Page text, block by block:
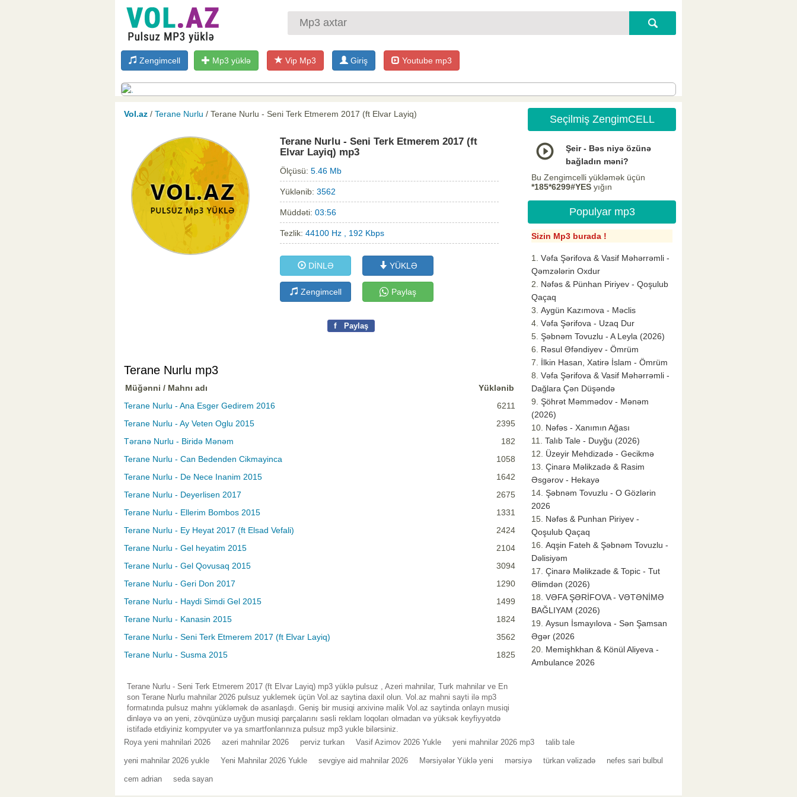
Zengimcell Mp3 yüklə Vip Mp3 Giriş Youtube mp3
Vol.az / Terane Nurlu / Terane Nurlu - Seni Terk Etmerem 2017 (ft Elvar Layiq)
Terane Nurlu - Seni Terk Etmerem 2017 (ft
Elvar Layiq) mp3
Ölçüsü: 5.46 Mb
Yüklənib: 3562
Müddəti: 03:56
Tezlik: 44100 Hz , 192 Kbps
DİNLƏ YÜKLƏ
Zengimcell Paylaş
f Paylaş
Terane Nurlu mp3
Müğənni / Mahnı adı
Yüklənib
Terane Nurlu - Ana Esger Gedirem 2016
6211
Terane Nurlu - Ay Veten Oglu 2015
2395
Təranə Nurlu - Biridə Mənəm
182
Terane Nurlu - Can Bedenden Cikmayinca
1058
Terane Nurlu - De Nece Inanim 2015
1642
Terane Nurlu - Deyerlisen 2017
2675
Terane Nurlu - Ellerim Bombos 2015
1331
Terane Nurlu - Ey Heyat 2017 (ft Elsad Vefali)
2424
Terane Nurlu - Gel heyatim 2015
2104
Terane Nurlu - Gel Qovusaq 2015
3094
Terane Nurlu - Geri Don 2017
1290
Terane Nurlu - Haydi Simdi Gel 2015
1499
Terane Nurlu - Kanasin 2015
1824
Terane Nurlu - Seni Terk Etmerem 2017 (ft Elvar Layiq)
3562
Terane Nurlu - Susma 2015
1825
Terane Nurlu - Seni Terk Etmerem 2017 (ft Elvar Layiq) mp3 yüklə pulsuz , Azeri mahnilar, Turk mahnilar ve En
son Terane Nurlu mahnilar 2026 pulsuz yuklemek üçün Vol.az saytina daxil olun. Vol.az mahni sayti ilə mp3
formatında pulsuz mahnı yükləmək də asanlaşdı. Geniş bir musiqi arxivinə malik Vol.az saytinda onlayn musiqi
dinləyə və ən yeni, zövqünüzə uyğun musiqi parçalarını səsli reklam loqoları olmadan və yüksək keyfiyyətdə
istifadə etdiyiniz kompyuter və ya smartfonlarınıza pulsuz mp3 yukle bilərsiniz.
Seçilmiş ZengimCELL
Şeir - Bəs niyə özünə
bağladın məni?
Bu Zengimcelli yükləmək üçün
*185*6299#YES yığın
Populyar mp3
Sizin Mp3 burada !
Vəfa Şərifova & Vasif Məhərrəmli -
Qəmzələrin Oxdur
Nəfəs & Pünhan Piriyev - Qoşulub
Qaçaq
Aygün Kazımova - Məclis
Vəfa Şərifova - Uzaq Dur
Şəbnəm Tovuzlu - A Leyla (2026)
Rəsul Əfəndiyev - Ömrüm
İlkin Hasan, Xatirə İslam - Ömrüm
Vəfa Şərifova & Vasif Məhərrəmli -
Dağlara Çən Düşəndə
Şöhrət Məmmədov - Mənəm
(2026)
Nəfəs - Xanımın Ağası
Talıb Tale - Duyğu (2026)
Üzeyir Mehdizadə - Gecikmə
Çinarə Məlikzadə & Rasim
Əsgərov - Hekayə
Şəbnəm Tovuzlu - O Gözlərin
2026
Nəfəs & Punhan Piriyev -
Qoşulub Qaçaq
Aqşin Fateh & Şəbnəm Tovuzlu -
Dəlisiyəm
Çinarə Məlikzade & Topic - Tut
Əlimdən (2026)
VƏFA ŞƏRİFOVA - VƏTƏNİMƏ
BAĞLIYAM (2026)
Aysun İsmayılova - Sən Şamsan
Əgər (2026
Memişhkhan & Könül Aliyeva -
Ambulance 2026
Roya yeni mahnilari 2026 azeri mahnilar 2026 perviz turkan Vasif Azimov 2026 Yukle yeni mahnilar 2026 mp3 talib tale
yeni mahnilar 2026 yukle Yeni Mahnilar 2026 Yukle sevgiye aid mahnilar 2026 Mərsiyələr Yüklə yeni mərsiyə türkan vəlizadə nefes sari bulbul
cem adrian seda sayan